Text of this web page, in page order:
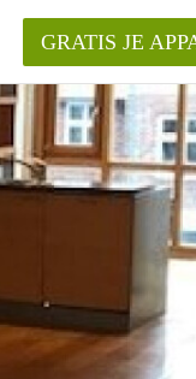
in Maastricht?
GRATIS JE